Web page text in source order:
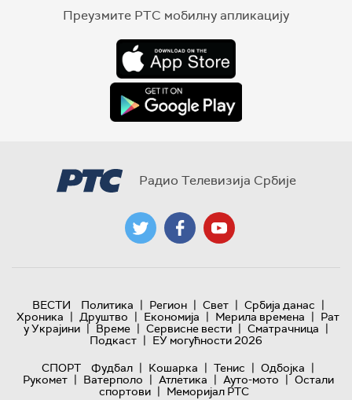
Преузмите РТС мобилну апликацију
Радио Телевизија Србије
ВЕСТИ Политика | Регион | Свет | Србија данас |
Хроника | Друштво | Економија | Мерила времена | Рат
у Украјини | Време | Сервисне вести | Сматрачница |
Подкаст | ЕУ могућности 2026
СПОРТ
Фудбал | Кошарка | Тенис | Одбојка |
Рукомет | Ватерполо | Атлетика | Ауто-мото | Остали
спортови | Меморијал РТС